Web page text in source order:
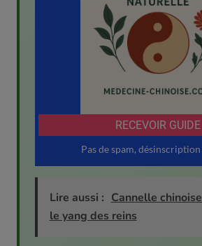
Lire aussi : Cannelle
le yang des reins